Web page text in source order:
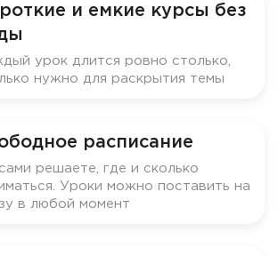
и емкие курсы без
урок длится ровно столько,
нужно для раскрытия темы
расписание
решаете, где и сколько
Уроки можно поставить на
в любой момент